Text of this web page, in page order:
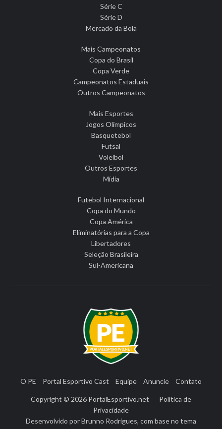
Série C
Série D
Mercado da Bola
Mais Campeonatos
Copa do Brasil
Copa Verde
Campeonatos Estaduais
Outros Campeonatos
Mais Esportes
Jogos Olímpicos
Basquetebol
Futsal
Voleibol
Outros Esportes
Mídia
Futebol Internacional
Copa do Mundo
Copa América
Eliminatórias para a Copa
Libertadores
Seleção Brasileira
Sul-Americana
O PE Portal Esportivo Cast Equipe Anuncie Contato
Copyright © 2026 PortalEsportivo.net
Política de
Privacidade
Desenvolvido porBrunno Rodrigues, com base no tema